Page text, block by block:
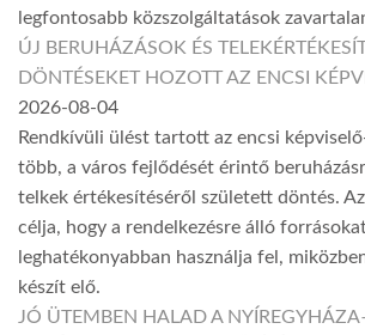
legfontosabb közszolgáltatások
ÚJ BERUHÁZÁSOK ÉS
DÖNTÉSEKET HOZOTT AZ ENCSI
2026-08-04
Rendkívüli ülést tartott az encsi
több, a város fejlődését érintő
telkek értékesítéséről született döntés.
célja, hogy a rendelkezésre álló
leghatékonyabban használja fel,
készít elő.
JÓ ÜTEMBEN HALAD A